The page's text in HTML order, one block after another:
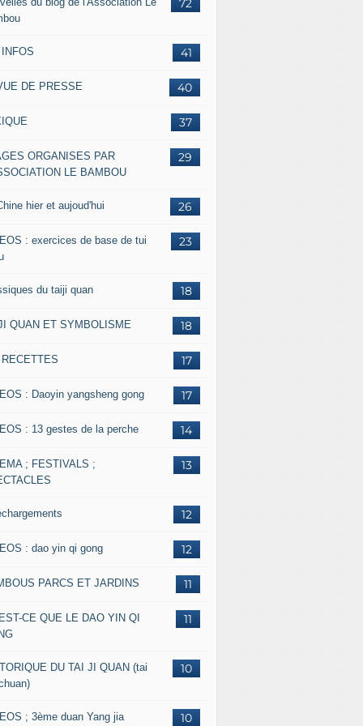
41
40
DE PRESSE
37
29
ORGANISES PAR
LE BAMBOU
26
hier et aujoud'hui
23
: exercices de base de tui
18
du taiji quan
18
QUAN ET SYMBOLISME
17
17
: Daoyin yangsheng gong
14
: 13 gestes de la perche
13
; FESTIVALS ;
12
12
: dao yin qi gong
11
PARCS ET JARDINS
11
CE QUE LE DAO YIN QI
10
DU TAI JI QUAN (tai
10
; 3ème duan Yang jia